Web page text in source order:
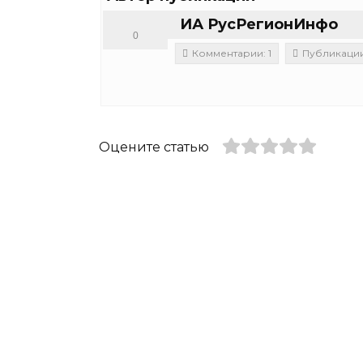
ИА РусРегионИнфо
0
Комментарии: 1
Оцените статью